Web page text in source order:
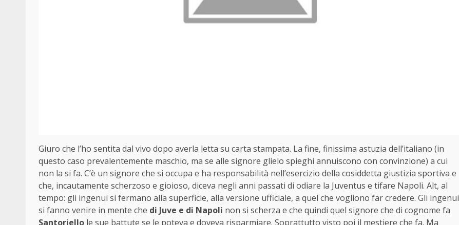
Giuro che l’ho sentita dal vivo dopo averla letta su carta stampata. La fine, finissima astuzia dell’italiano (in
questo caso prevalentemente maschio, ma se alle signore glielo spieghi annuiscono con convinzione) a cui
non la si fa. C’è un signore che si occupa e ha responsabilità nell’esercizio della cosiddetta giustizia sportiva e
che, incautamente scherzoso e gioioso, diceva negli anni passati di odiare la Juventus e tifare Napoli. Alt, al
tempo: gli ingenui si fermano alla superficie, alla versione ufficiale, a quel che vogliono far credere. Gli ingenui
si fanno venire in mente che di Juve e di Napoli non si scherza e che quindi quel signore che di cognome fa
Santoriello le sue battute se le poteva e doveva risparmiare. Soprattutto visto poi il mestiere che fa. Ma